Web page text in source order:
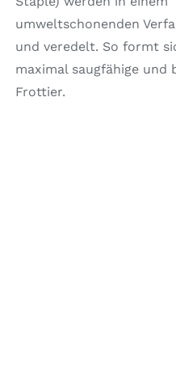
umweltschonenden
und veredelt. So formt
maximal saugfähige und
Frottier.